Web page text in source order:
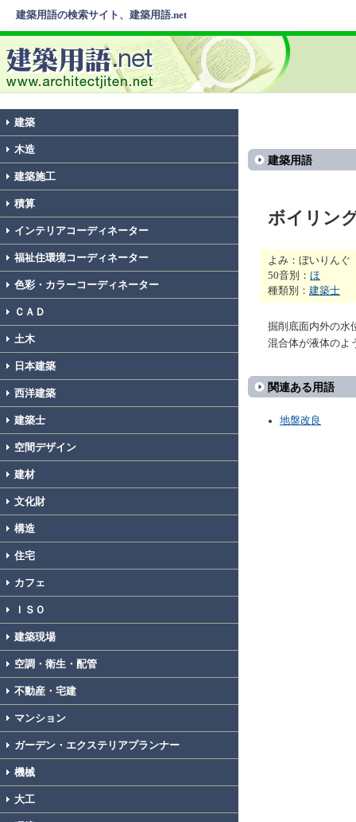
建築用語の検索サイト、建築用語.net
建築
木造
建築施工
積算
インテリアコーディネーター
福祉住環境コーディネーター
色彩・カラーコーディネーター
ＣＡＤ
土木
日本建築
西洋建築
建築士
空間デザイン
建材
文化財
構造
住宅
カフェ
ＩＳＯ
建築現場
空調・衛生・配管
不動産・宅建
マンション
ガーデン・エクステリアプランナー
機械
大工
建築用語
ボイリン
よみ：ぼいりんぐ
50音別： ほ
種類別： 建築士
掘削底面内外の水
混合体が液体のよ
関連ある用語
地盤改良